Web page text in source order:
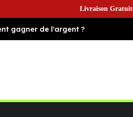
Livraison Gratuite en Europe
gagner de l'argent ?